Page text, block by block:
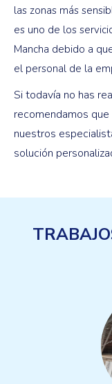
las zonas más
es uno de los
Mancha debido a
el personal de la
Si todavía no has
recomendamos
nuestros
solución